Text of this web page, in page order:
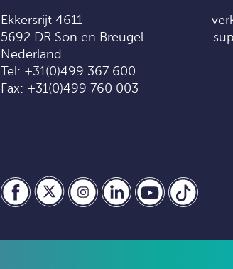
Ekkersrijt 4611
5692 DR Son en Breugel
Nederland
Tel: +31(0)499 367 600
Fax: +31(0)499 760 003